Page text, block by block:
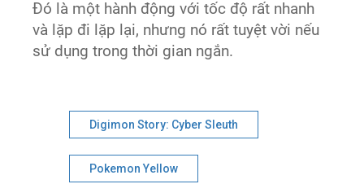
Đó là một hành động với tốc độ rất nhanh
và lặp đi lặp lại, nhưng nó rất tuyệt vời nếu
sử dụng trong thời gian ngắn.
Digimon Story: Cyber Sleuth
Pokemon Yellow